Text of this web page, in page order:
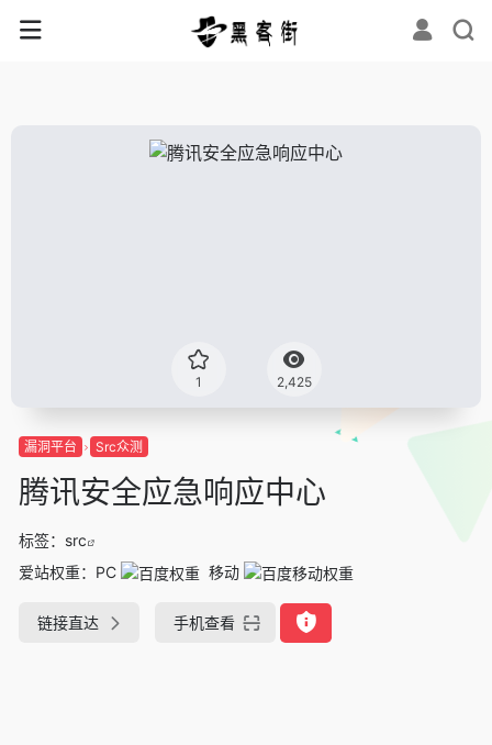
1 2,425
漏洞平台 Src众测
腾讯安全应急响应中心
标签： src
爱站权重： PC 移动
链接直达 手机查看